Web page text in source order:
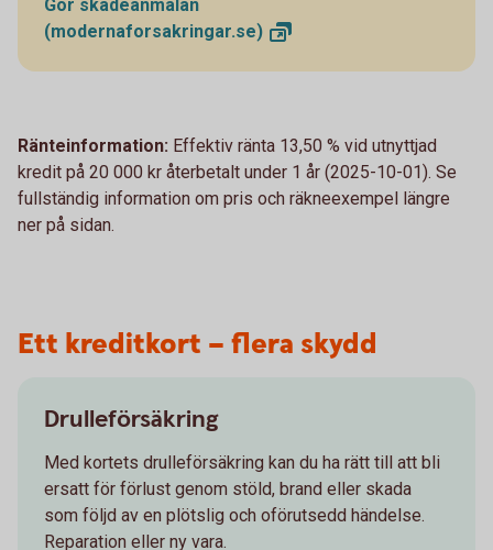
Gör skadeanmälan
(modernaforsakringar.se)
Ränteinformation: Effektiv ränta 13,50 % vid utnyttjad
kredit på 20 000 kr återbetalt under 1 år (2025-10-01). Se
fullständig information om pris och räkneexempel längre
ner på sidan.
Ett kreditkort – flera skydd
Drulleförsäkring
Med kortets drulleförsäkring kan du ha rätt till att bli
ersatt för förlust genom stöld, brand eller skada
som följd av en plötslig och oförutsedd händelse.
Reparation eller ny vara.